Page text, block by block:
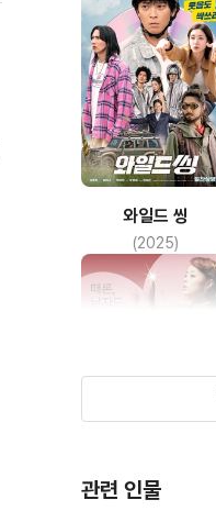
와일드 씽
(2025)
달콤, 살벌한 연인
관련 인물